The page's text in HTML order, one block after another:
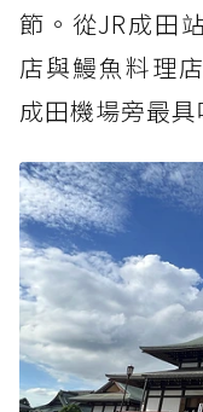
節。從JR成田
店與鰻魚料理
成田機場旁最